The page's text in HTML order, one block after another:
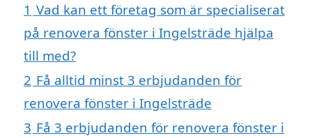
1 Vad kan ett företag som är specialiserat
på renovera fönster i Ingelsträde hjälpa
till med?
2 Få alltid minst 3 erbjudanden för
renovera fönster i Ingelsträde
3 Få 3 erbjudanden för renovera fönster i